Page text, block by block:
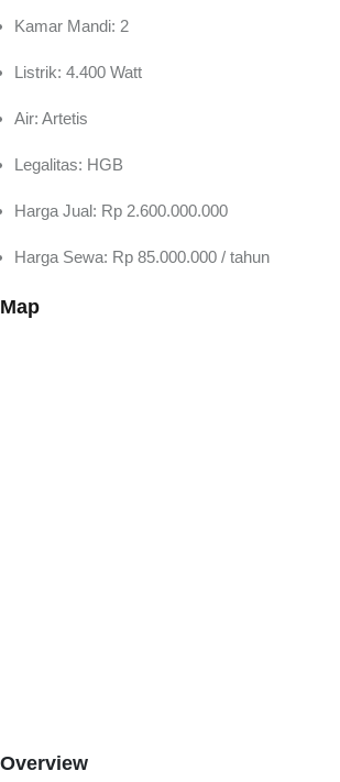
Kamar Mandi: 2
Listrik: 4.400 Watt
Air: Artetis
Legalitas: HGB
Harga Jual: Rp 2.600.000.000
Harga Sewa: Rp 85.000.000 / tahun
Map
Overview